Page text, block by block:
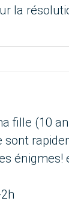
la
fille (10
sont
énigmes!